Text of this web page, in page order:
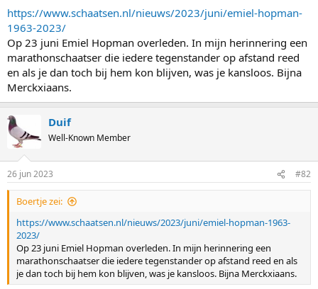
t
e
r
m
https://www.schaatsen.nl/nieuws/2023/juni/emiel-hopman-
1963-2023/
Op 23 juni Emiel Hopman overleden. In mijn herinnering een
marathonschaatser die iedere tegenstander op afstand reed
en als je dan toch bij hem kon blijven, was je kansloos. Bijna
Merckxiaans.
Duif
Well-Known Member
26 jun 2023 #82
Boertje zei:
https://www.schaatsen.nl/nieuws/2023/juni/emiel-hopman-1963-
2023/
Op 23 juni Emiel Hopman overleden. In mijn herinnering een
marathonschaatser die iedere tegenstander op afstand reed en als
je dan toch bij hem kon blijven, was je kansloos. Bijna Merckxiaans.